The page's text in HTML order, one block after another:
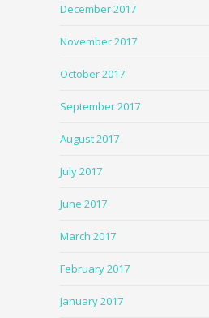
December 2017
November 2017
October 2017
September 2017
August 2017
July 2017
June 2017
March 2017
February 2017
January 2017